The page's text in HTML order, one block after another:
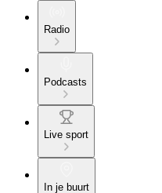
Radio
Podcasts
Live sport
In je buurt